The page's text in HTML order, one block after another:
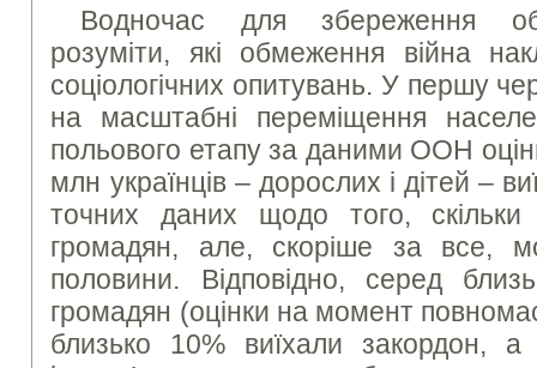
Водночас для збереження
розуміти, які обмеження війна
соціологічних опитувань. У першу
на масштабні переміщення
польового етапу за даними ООН
млн українців – дорослих і дітей –
точних даних щодо того,
громадян, але, скоріше за все,
половини. Відповідно, серед
громадян (оцінки на момент
близько 10% виїхали закордон,